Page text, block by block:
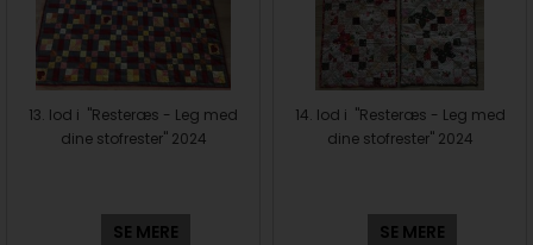
13. lod i "Resteræs - Leg med
dine stofrester" 2024
SE MERE
14. lod i "Resteræs - Leg med
dine stofrester" 2024
SE MERE